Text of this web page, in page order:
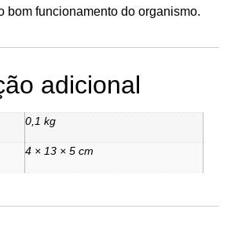
bom funcionamento do organismo.
adicional
0,1 kg
4 × 13 × 5 cm